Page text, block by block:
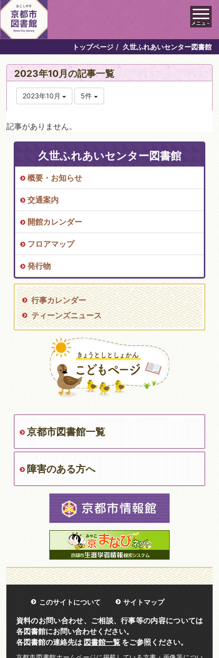
メニュ－
トップページ 久世ふれあいセンター図書館
2023年10月の記事一覧
2023年10月 5件
記事がありません。
久世ふれあいセンター図書館
概要・お知らせ
交通案内
開館カレンダー
フロアマップ
発行物
行事カレンダー
ティーンズニュース
京都市図書館一覧
障害のある方へ
このサイトについて サイトマップ
資料のお問い合わせ、ご相談、行事等の内容については
各図書館にお問い合わせください。
各図書館の連絡先は 図書館一覧をご参照ください。